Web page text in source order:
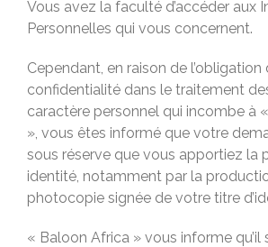
Vous avez la faculté d’accéder aux
Personnelles qui vous concernent.
Cependant, en raison de
confidentialité dans le traitement
caractère personnel qui incombe à
», vous êtes informé que votre
sous réserve que vous apportiez la
identité, notamment par la
photocopie signée de votre titre
« Baloon Africa » vous informe qu’il